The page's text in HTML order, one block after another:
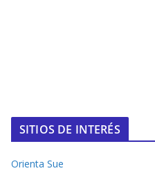
SITIOS DE INTERÉS
Orienta Sue